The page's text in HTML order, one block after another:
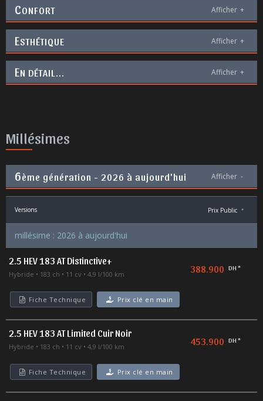
CONFORT Afficher +
ESTHÉTIQUE Afficher +
EN DÉTAIL... Afficher +
Millésimes
6ème génération - 2026 à aujourd'hui Afficher -
Versions Prix Public *
millésime : 2026 à aujourd'hui
2.5 HEV 183 AT Distinctive+
Hybride 183 ch 11 cv 4,9 l/100 km 388.900 DH *
Fiche Technique Prix clé en main
2.5 HEV 183 AT Limited Cuir Noir
Hybride 183 ch 11 cv 4,9 l/100 km 453.900 DH *
Fiche Technique Prix clé en main